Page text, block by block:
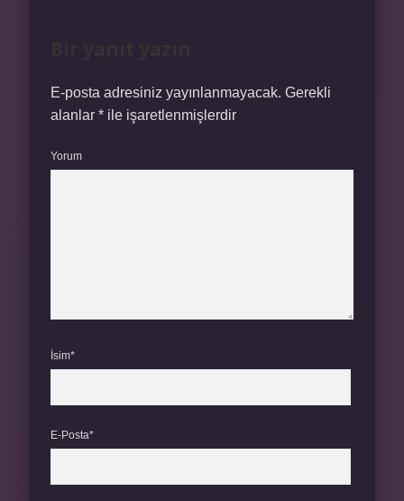
E-posta adresiniz yayınlanmayacak. Gerekli
alanlar * ile işaretlenmişlerdir
Yorum
İsim*
E-Posta*